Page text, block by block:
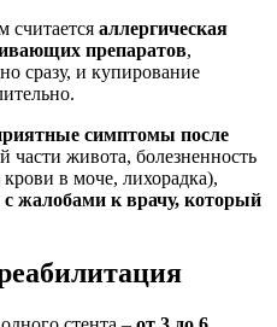
считается аллергическая
препаратов,
сразу, и купирование
симптомы после
части живота, болезненность
в моче, лихорадка),
с жалобами к врачу, который